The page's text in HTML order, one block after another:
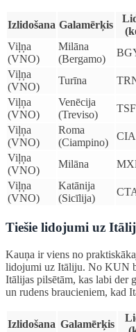
Izlidošana Galamērķis
Viļņa
(VNO)
Milāna
(Bergamo)
Viļņa
(VNO)
Turīna
Viļņa
(VNO)
Venēcija
(Treviso)
TSF
Viļņa
(VNO)
Roma
(Ciampino)
CIA
Viļņa
(VNO)
Milāna
Viļņa
(VNO)
Katānija
(Sicīlija)
Tiešie lidojumi uz
Kauņa ir viens no
lidojumi uz Itāliju. No KUN
Itālijas pilsētām, kas labi der
un rudens braucieniem, kad
Izlidošana Galamērķis